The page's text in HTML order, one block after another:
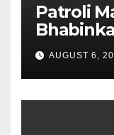
Patroli
Pilar
Perkuat
Diajak
AUGUST 6,